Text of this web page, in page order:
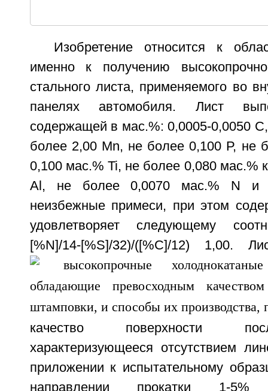
Изобретение относится к
именно к получению
стального листа, применяемого во
панелях автомобиля. Лист
содержащей в мас.%: 0,0005-0,0050
более 2,00 Мn, не более 0,100 Р, не
0,100 мас.% Ti, не более 0,080 мас.%
Al, не более 0,0070 мас.% N и
неизбежные примеси, при этом
удовлетворяет следующему
[%N]/14-[%S]/32)/([%С]/12) 1,00.
качество поверхности
характеризующееся отсутствием
приложении к испытательному
направлении прокатки 1-5%